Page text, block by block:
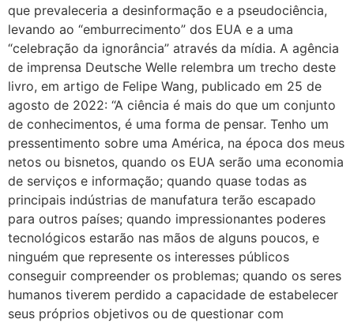
que prevaleceria a desinformação e a pseudociência,
levando ao “emburrecimento” dos EUA e a uma
“celebração da ignorância” através da mídia. A agência
de imprensa Deutsche Welle relembra um trecho deste
livro, em artigo de Felipe Wang, publicado em 25 de
agosto de 2022: “A ciência é mais do que um conjunto
de conhecimentos, é uma forma de pensar. Tenho um
pressentimento sobre uma América, na época dos meus
netos ou bisnetos, quando os EUA serão uma economia
de serviços e informação; quando quase todas as
principais indústrias de manufatura terão escapado
para outros países; quando impressionantes poderes
tecnológicos estarão nas mãos de alguns poucos, e
ninguém que represente os interesses públicos
conseguir compreender os problemas; quando os seres
humanos tiverem perdido a capacidade de estabelecer
seus próprios objetivos ou de questionar com